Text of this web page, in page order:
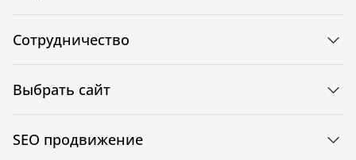
Сотрудничество
Выбрать сайт
SEO продвижение